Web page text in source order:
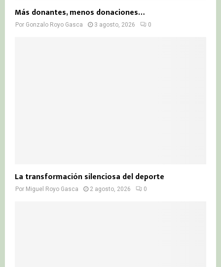
Más donantes, menos donaciones…
Por Gonzalo Royo Gasca 3 agosto, 2026 0
La transformación silenciosa del deporte
Por Miguel Royo Gasca 2 agosto, 2026 0